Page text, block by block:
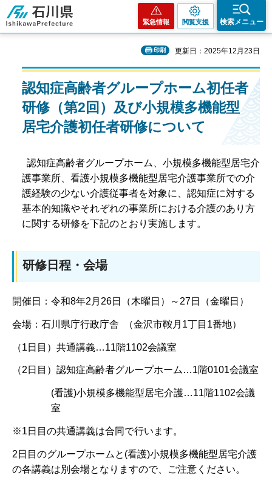
石川県
緊急情報 閲覧支援 検索メニュー
印刷 更新日：2025年12月23日
認知症高齢者グループホーム初任者
研修（第2回）及び小規模多機能型
居宅介護初任者研修について
認知症高齢者グループホーム、小規模多機能型居宅介
護事業所、看護小規模多機能型居宅介護事業所での介
護経験の少ない介護従事者を対象に、認知症に対する
基本的知識やそれぞれの事業所における介護のあり方
に関する研修を下記のとおり実施します。
研修日程・会場
開催日：令和8年2月26日（木曜日）～27日（金曜日）
会場：石川県庁行政庁舎 （金沢市鞍月1丁目1番地）
（1日目）共通講義…11階1102会議室
（2日目）認知症高齢者グループホーム…1階0101会議室
(看護)小規模多機能型居宅介護…11階1102会議
室
※1日目の共通講義は合同で行います。
2日目のグループホームと(看護)小規模多機能型居宅介護
の各講義は別会場となりますので、ご注意ください。